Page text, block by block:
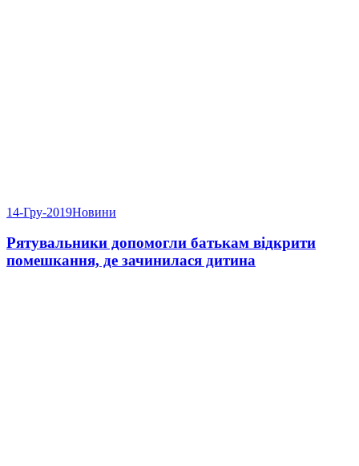
14-Гру-2019Новини
Рятувальники допомогли батькам відкрити
помешкання, де зачинилася дитина